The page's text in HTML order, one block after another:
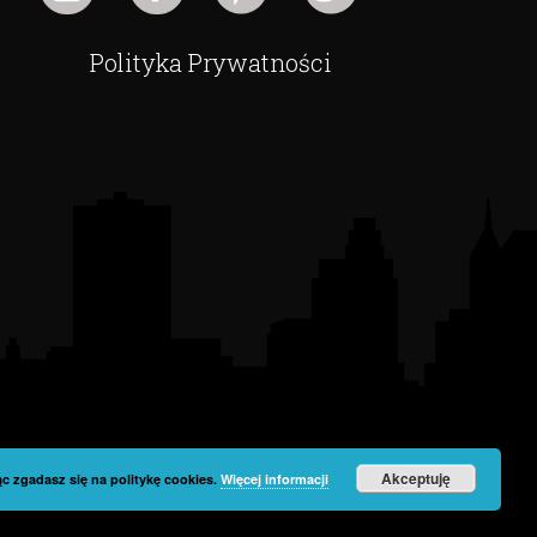
Polityka Prywatności
zgadasz się na politykę cookies. Więcej informacji Akceptuję